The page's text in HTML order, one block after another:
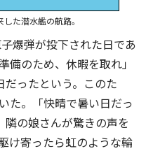
た潜水艦の航路。
爆弾が投下された日であ
備のため、休暇を取れ」
だったという。このた
た。「快晴で暑い日だっ
の娘さんが驚きの声を
け寄ったら虹のような輪